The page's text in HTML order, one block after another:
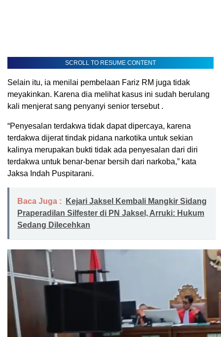
SCROLL TO RESUME CONTENT
Selain itu, ia menilai pembelaan Fariz RM juga tidak
meyakinkan. Karena dia melihat kasus ini sudah berulang
kali menjerat sang penyanyi senior tersebut .
“Penyesalan terdakwa tidak dapat dipercaya, karena
terdakwa dijerat tindak pidana narkotika untuk sekian
kalinya merupakan bukti tidak ada penyesalan dari diri
terdakwa untuk benar-benar bersih dari narkoba,” kata
Jaksa Indah Puspitarani.
Baca Juga :
Kejari Jaksel Kembali Mangkir Sidang
Praperadilan Silfester di PN Jaksel, Arruki: Hukum
Sedang Dilecehkan